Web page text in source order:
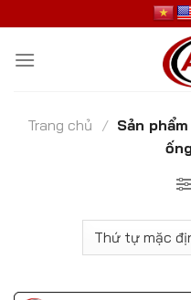
to
content
Trang chủ / Sản